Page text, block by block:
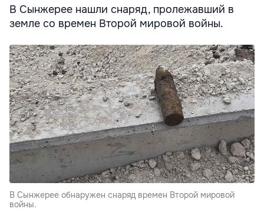
В Сынжерее нашли снаряд, пролежавший в
земле со времен Второй мировой войны.
В Сынжерее обнаружен снаряд времен Второй мировой
войны.